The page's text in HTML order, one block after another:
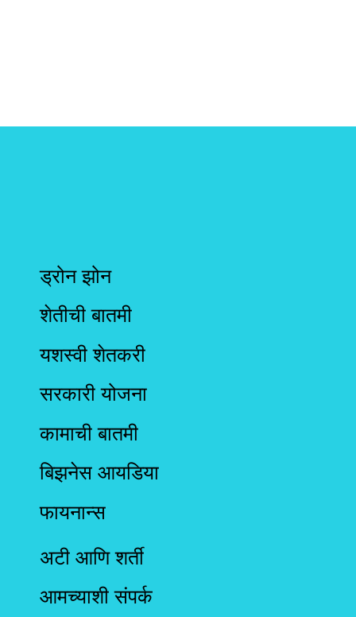
ड्रोन झोन
शेतीची बातमी
यशस्वी शेतकरी
सरकारी योजना
कामाची बातमी
बिझनेस आयडिया
फायनान्स
अटी आणि शर्ती
आमच्याशी संपर्क